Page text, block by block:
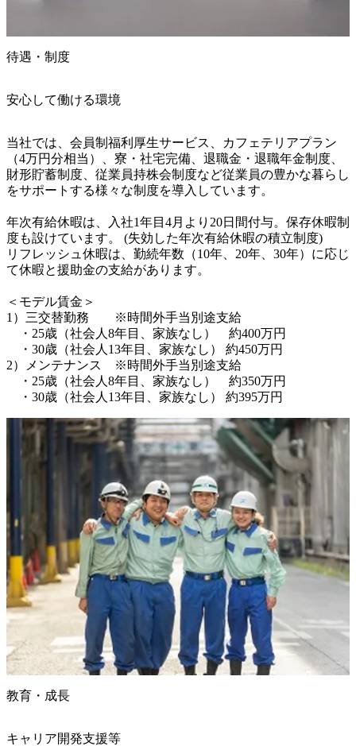
待遇・制度
安心して働ける環境
当社では、会員制福利厚生サービス、カフェテリアプラン
（4万円分相当）、寮・社宅完備、退職金・退職年金制度、
財形貯蓄制度、従業員持株会制度など従業員の豊かな暮らし
をサポートする様々な制度を導入しています。
年次有給休暇は、入社1年目4月より20日間付与。保存休暇制
度も設けています。 (失効した年次有給休暇の積立制度)
リフレッシュ休暇は、勤続年数（10年、20年、30年）に応じ
て休暇と援助金の支給があります。
＜モデル賃金＞
1）三交替勤務　　※時間外手当別途支給
・25歳（社会人8年目、家族なし）　約400万円
・30歳（社会人13年目、家族なし） 約450万円
2）メンテナンス　※時間外手当別途支給
・25歳（社会人8年目、家族なし）　約350万円
教育・成長
キャリア開発支援等